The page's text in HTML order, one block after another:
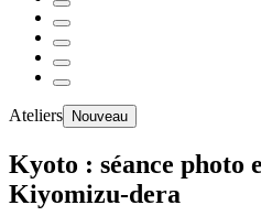
Ateliers Nouveau
Kyoto : séance photo
Kiyomizu-dera